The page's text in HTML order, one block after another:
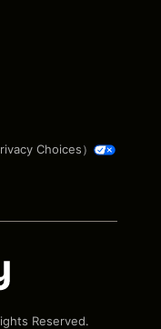
Choices）
Reserved.